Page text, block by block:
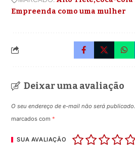
Empreenda como uma mulher
Deixar uma avaliação
O seu endereço de e-mail não será publicado.
marcados com*
SUA AVALIAÇÃO